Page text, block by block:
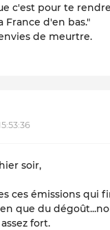
c'est pour te
d'en bas."
de meurtre.
soir,
ces émissions qui
que du
fort.